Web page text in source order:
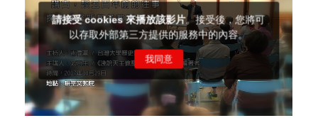
【信仰之旅】第十一集：「教 會」—林必能
神父
【信仰之旅】第十集：「逾越奧蹟」— 錢玲
珠老師